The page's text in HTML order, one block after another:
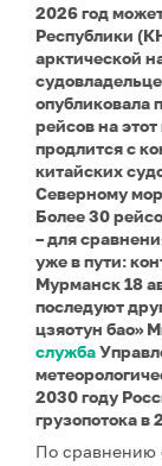
2026 год
Республики
арктической
опубликовала
рейсов на
продлится с
китайских
Северному
Более 30
– для
уже в пути:
Мурманск 18
последуют
цзяотун бао»
служба
2030 году
грузопотока в
По сравнению